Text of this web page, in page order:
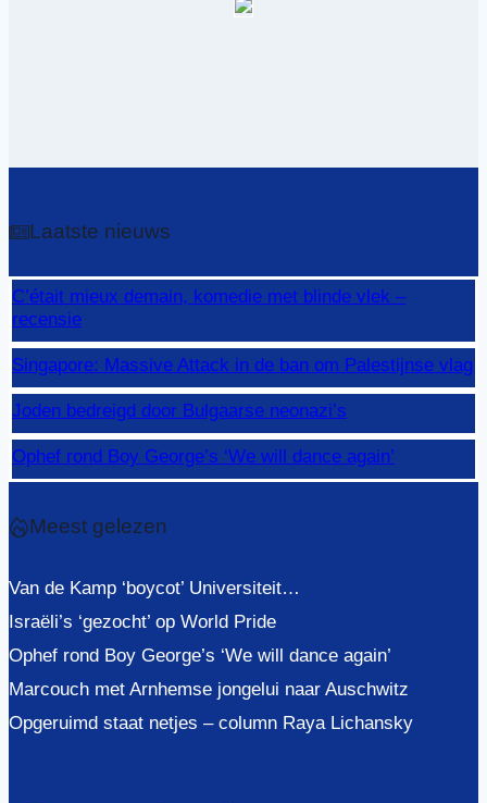
Laatste nieuws
C’était mieux demain, komedie met blinde vlek –
recensie
Singapore: Massive Attack in de ban om Palestijnse vlag
Joden bedreigd door Bulgaarse neonazi’s
Ophef rond Boy George’s ‘We will dance again’
Meest gelezen
Van de Kamp ‘boycot’ Universiteit…
Israëli’s ‘gezocht’ op World Pride
Ophef rond Boy George’s ‘We will dance again’
Marcouch met Arnhemse jongelui naar Auschwitz
Opgeruimd staat netjes – column Raya Lichansky